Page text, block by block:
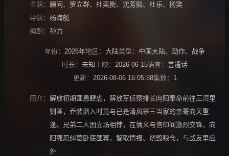
主演： 顾问 、 罗立群、 杜奕衡、 沈芳熙、 杜乐、 扬笑
导演： 杨海艇
编剧： 孙力
年份： 2026年地区： 大陆类型： 中国大陆、 动作、 战争
时长： 未知 上映： 2026-06-15语言： 普通话
更新： 2026-08-06 16:05:58集数： 1
简介： 解放初期匪患肆虐，解放军侦察排长向阳奉命前往三湾里
剿匪，乔装潜入时竟与已是清风寨三当家的亲哥向天重
逢。兄弟二人因立场相悖，在情义与信仰间激烈交锋，向
阳强忍纠葛卧底匪寨，智取情报、烧毁粮仓，与战友里应
外